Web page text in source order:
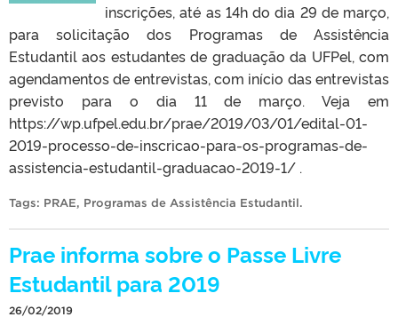
inscrições, até as 14h do dia 29 de março,
para solicitação dos Programas de Assistência
Estudantil aos estudantes de graduação da UFPel, com
agendamentos de entrevistas, com início das entrevistas
previsto para o dia 11 de março. Veja em
https://wp.ufpel.edu.br/prae/2019/03/01/edital-01-
2019-processo-de-inscricao-para-os-programas-de-
assistencia-estudantil-graduacao-2019-1/ .
Tags: PRAE, Programas de Assistência Estudantil.
Prae informa sobre o Passe Livre
Estudantil para 2019
26/02/2019